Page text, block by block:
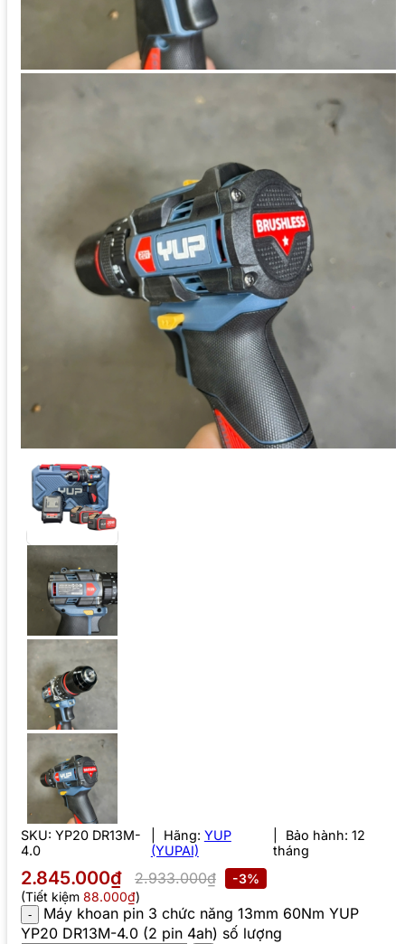
SKU: YP20 DR13M-
4.0
Hãng: YUP
(YUPAI)
Bảo hành: 12
tháng
2.845.000₫ 2.933.000₫
-3%
(Tiết kiệm 88.000₫)
Máy khoan pin 3 chức năng 13mm 60Nm YUP
YP20 DR13M-4.0 (2 pin 4ah) số lượng